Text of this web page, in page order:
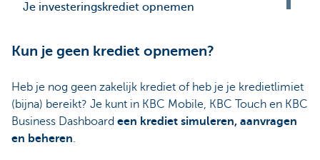
Je investeringskrediet opnemen
Kun je geen krediet opnemen?
Heb je nog geen zakelijk krediet of heb je je kredietlimiet
(bijna) bereikt? Je kunt in KBC Mobile, KBC Touch en KBC
Business Dashboard een krediet simuleren, aanvragen
en beheren.